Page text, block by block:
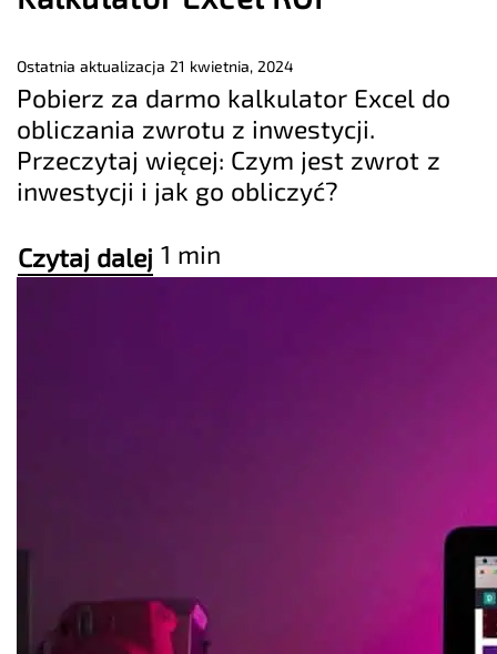
Ostatnia aktualizacja 21 kwietnia, 2024
Pobierz za darmo kalkulator Excel do
obliczania zwrotu z inwestycji.
Przeczytaj więcej: Czym jest zwrot z
inwestycji i jak go obliczyć?
Czytaj dalej 1 min